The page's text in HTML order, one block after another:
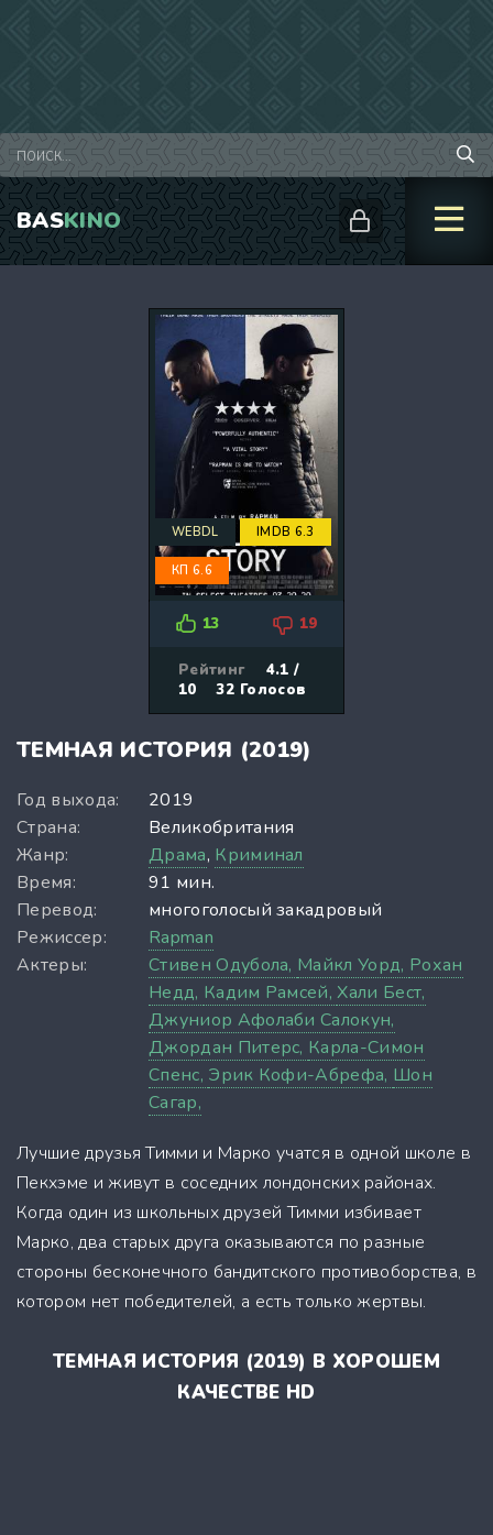
BASKINO
WEBDL IMDB 6.3
КП 6.6
13 19
Рейтинг
4.1 /
10
32 Голосов
ТЕМНАЯ ИСТОРИЯ (2019)
Год выхода:
2019
Страна:
Великобритания
Жанр:
Драма, Криминал
Время:
91 мин.
Перевод:
многоголосый закадровый
Режиссер:
Rapman
Актеры:
Стивен Одубола, Майкл Уорд, Рохан
Недд, Кадим Рамсей,Хали Бест,
Джуниор Афолаби Салокун,
Джордан Питерс, Карла-Симон
Спенс, Эрик Кофи-Абрефа, Шон
Сагар,
Лучшие друзья Тимми и Марко учатся в одной школе в
Пекхэме и живут в соседних лондонских районах.
Когда один из школьных друзей Тимми избивает
Марко, два старых друга оказываются по разные
стороны бесконечного бандитского противоборства, в
котором нет победителей, а есть только жертвы.
ТЕМНАЯ ИСТОРИЯ (2019) В ХОРОШЕМ
КАЧЕСТВЕ HD